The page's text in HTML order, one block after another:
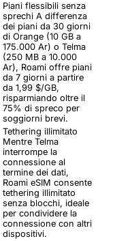
Piani flessibili senza
sprechi A differenza
dei piani da 30 giorni
di Orange (10 GB a
175.000 Ar) o Telma
(250 MB a 10.000
Ar), Roami offre piani
da 7 giorni a partire
da 1,99 $/GB,
risparmiando oltre il
75% di spreco per
soggiorni brevi.
Tethering illimitato
Mentre Telma
interrompe la
connessione al
termine dei dati,
Roami eSIM consente
tethering illimitato
senza blocchi, ideale
per condividere la
connessione con altri
dispositivi.